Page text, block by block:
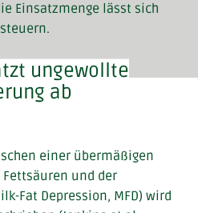
Einsatzmenge lässt sich
ungewollte
ab
einer übermäßigen
und der
Fat Depression, MFD) wird